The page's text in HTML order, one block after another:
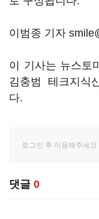
이범종 기자
이 기사는 뉴스토
김충범 테크지식
다.
댓글 0